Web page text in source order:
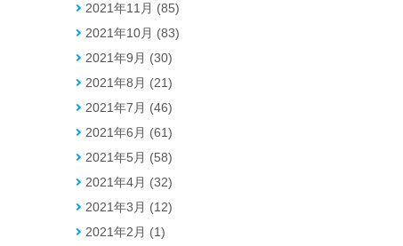
2021年11月 (85)
2021年10月 (83)
2021年9月 (30)
2021年8月 (21)
2021年7月 (46)
2021年6月 (61)
2021年5月 (58)
2021年4月 (32)
2021年3月 (12)
2021年2月 (1)